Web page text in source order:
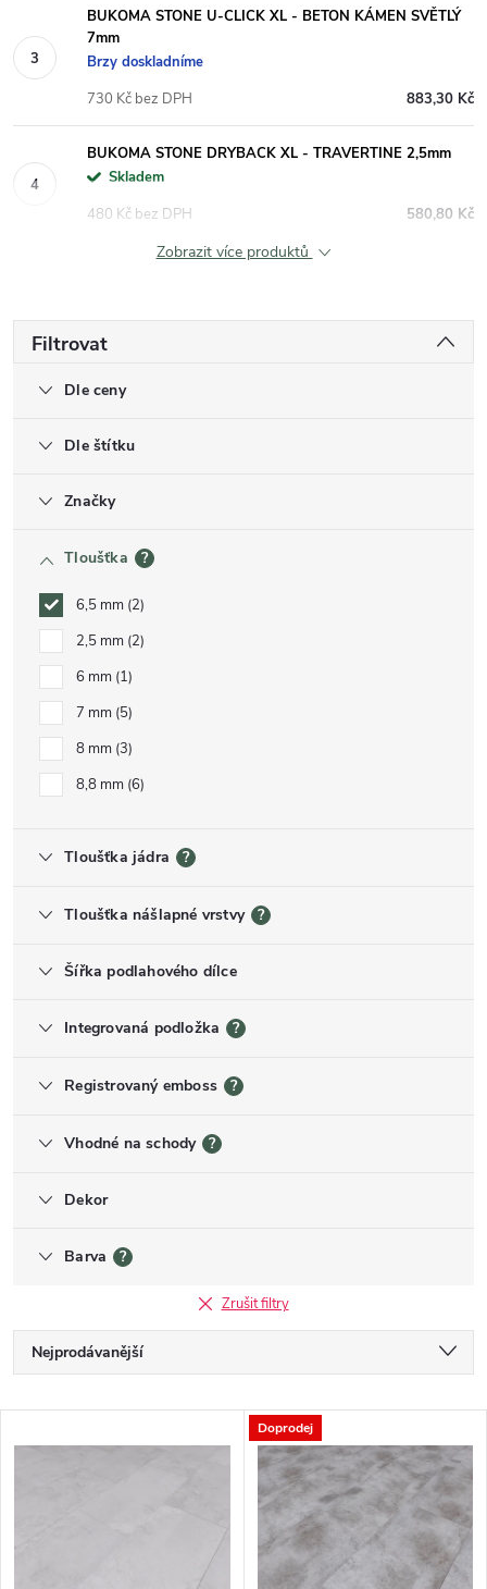
BUKOMA STONE U-CLICK XL - BETON KÁMEN SVĚTLÝ
7mm
Brzy doskladníme
883,30 Kč
730 Kč bez DPH
BUKOMA STONE DRYBACK XL - TRAVERTINE 2,5mm
Skladem
580,80 Kč
480 Kč bez DPH
Zobrazit více produktů
Filtrovat
Dle ceny
Dle štítku
Značky
Tloušťka ?
6,5 mm 2
2,5 mm 2
6 mm 1
7 mm 5
8 mm 3
8,8 mm 6
Tloušťka jádra ?
Tloušťka nášlapné vrstvy ?
Šířka podlahového dílce
Integrovaná podložka ?
Registrovaný emboss ?
Vhodné na schody ?
Dekor
Barva ?
Zrušit filtry
Řazení produktů
Nejprodávanější
Výpis produktů
Doprodej